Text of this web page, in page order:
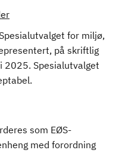
for miljø,
på skriftlig
2025. Spesialutvalget
som EØS-
med forordning